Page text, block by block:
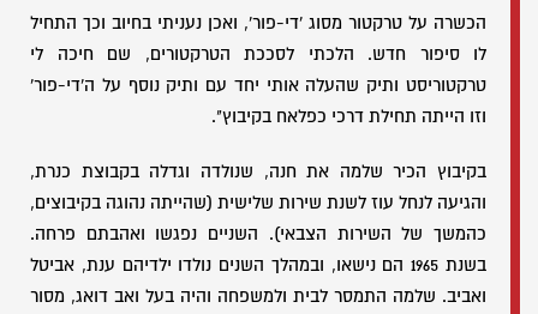
הכשרה על טרקטור מסוג 'די-פור', ואכן נעניתי בחיוב וכך התחיל
לו סיפור חדש. הלכתי לסככת הטרקטורים, שם חיכה לי
טרקטוריסט ותיק שהעלה אותי יחד עם ותיק נוסף על ה'די-פור'
וזו הייתה תחילת דרכי כפלאח בקיבוץ".
בקיבוץ הכיר שלמה את חנה, שנולדה וגדלה בקבוצת כנרת,
והגיעה לנחל עוז לשנת שירות שלישית (שהייתה נהוגה בקיבוצים,
כהמשך של השירות הצבאי). השניים נפגשו ואהבתם פרחה.
בשנת 1965 הם נישאו, ובמהלך השנים נולדו ילדיהם ענת, אביטל
ואביב. שלמה התמסר לבית ולמשפחה והיה בעל ואב דואג, מסור